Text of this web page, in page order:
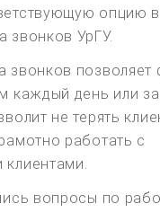
опцию
звонков УрГУ.
звонков позволяет
каждый день или
не терять
работать с
клиентами.
вопросы по